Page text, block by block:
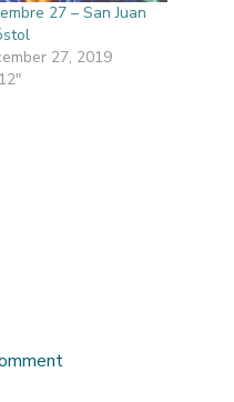
27 – San Juan
27, 2019
on